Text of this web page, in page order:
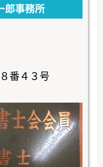
郎事務所
番４３号